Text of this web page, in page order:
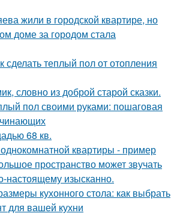
жили в городской квартире, но
доме за городом стала
сделать теплый пол от отопления
словно из доброй старой сказки.
пол своими руками: пошаговая
68 кв.
квартиры - пример
пространство может звучать
настоящему изысканно.
кухонного стола: как выбрать
для вашей кухни